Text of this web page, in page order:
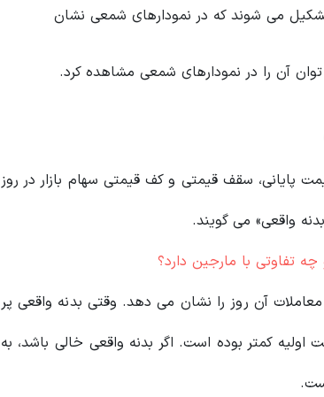
می شوند که در نمودارهای شمعی نشان
آن را در نمودارهای شمعی مشاهده کرد.
پایانی، سقف قیمتی و کف قیمتی سهام بازار در روز
واقعی» می گویند.
آن روز را نشان می دهد. وقتی بدنه واقعی پر
کمتر بوده است. اگر بدنه واقعی خالی باشد، به